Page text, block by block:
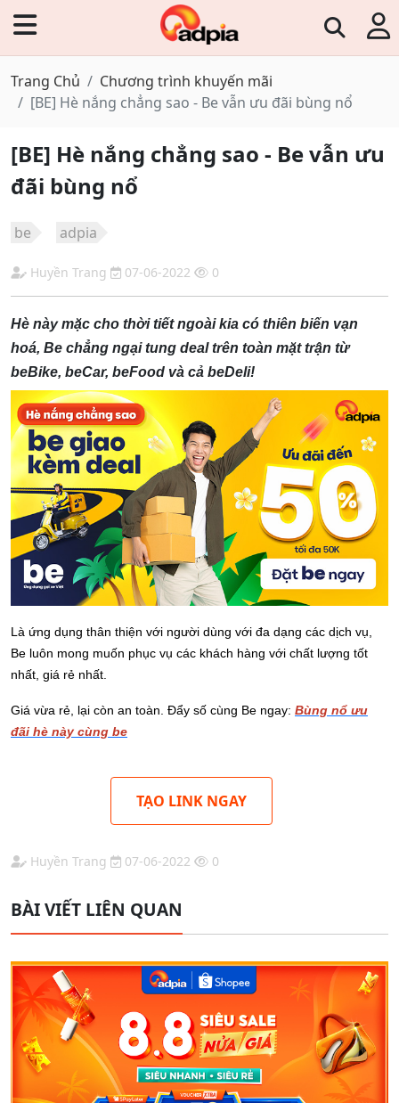
Trang Chủ
Chương trình khuyến mãi
[BE] Hè nắng chẳng sao - Be vẫn ưu đãi bùng nổ
[BE] Hè nắng chẳng sao - Be vẫn ưu
đãi bùng nổ
be adpia
Huyền Trang 07-06-2022 0
Hè này mặc cho thời tiết ngoài kia có thiên biến vạn
hoá, Be chẳng ngại tung deal trên toàn mặt trận từ
beBike, beCar, beFood và cả beDeli!
Là ứng dụng thân thiện với người dùng với đa dạng các dịch vụ,
Be luôn mong muốn phục vụ các khách hàng với chất lượng tốt
nhất, giá rẻ nhất.
Giá vừa rẻ, lại còn an toàn. Đẩy số cùng Be ngay: Bùng nổ ưu
đãi hè này cùng be
TẠO LINK NGAY
Huyền Trang 07-06-2022 0
BÀI VIẾT LIÊN QUAN